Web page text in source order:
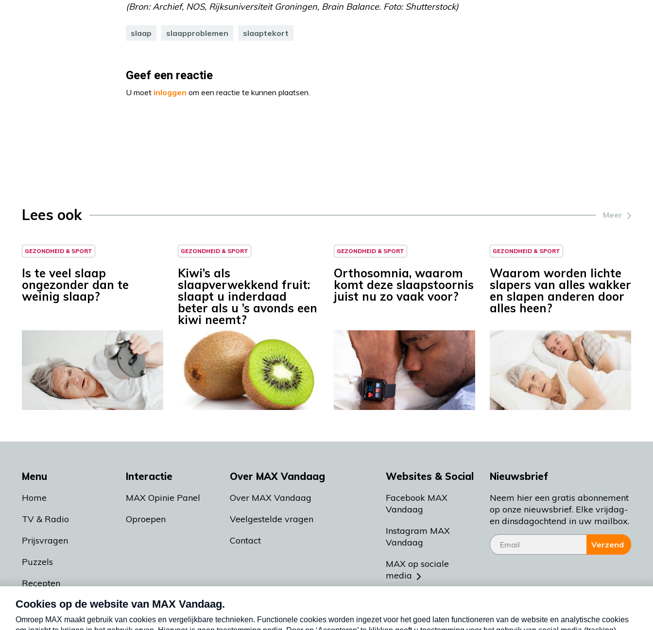
(Bron: Archief, NOS, Rijksuniversiteit Groningen, Brain Balance. Foto: Shutterstock)
slaap slaapproblemen slaaptekort
Geef een reactie
U moet inloggen om een reactie te kunnen plaatsen.
Lees ook Meer
GEZONDHEID & SPORT
Is te veel slaap
ongezonder dan te
weinig slaap?
GEZONDHEID & SPORT
Kiwi’s als
slaapverwekkend fruit:
slaapt u inderdaad
beter als u ’s avonds een
kiwi neemt?
GEZONDHEID & SPORT
Orthosomnia, waarom
komt deze slaapstoornis
juist nu zo vaak voor?
GEZONDHEID & SPORT
Waarom worden lichte
slapers van alles wakker
en slapen anderen door
alles heen?
Menu
Home
TV & Radio
Prijsvragen
Puzzels
Recepten
Podcasts
Interactie
MAX Opinie Panel
Oproepen
Over MAX Vandaag
Over MAX Vandaag
Veelgestelde vragen
Contact
Websites & Social
Facebook MAX
Vandaag
Instagram MAX
Vandaag
MAX op sociale
media
Meldpunt Actueel
Nieuwsbrief
Neem hier een gratis abonnement
op onze nieuwsbrief. Elke vrijdag-
en dinsdagochtend in uw mailbox.
Verzend
Nieuwsbrief